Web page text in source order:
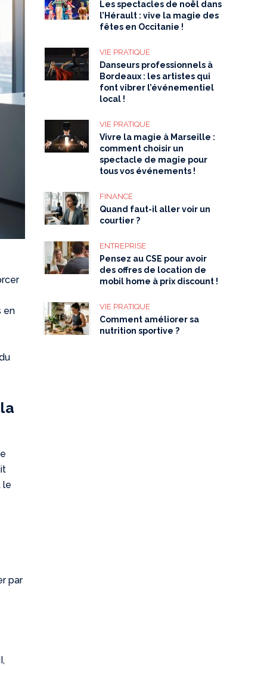
en
le
par
Les spectacles de noël dans
l’Hérault : vive la magie des
fêtes en Occitanie !
VIE PRATIQUE
Danseurs professionnels à
Bordeaux : les artistes qui
font vibrer l’événementiel
local !
VIE PRATIQUE
Vivre la magie à Marseille :
comment choisir un
spectacle de magie pour
tous vos événements !
FINANCE
Quand faut-il aller voir un
courtier ?
ENTREPRISE
Pensez au CSE pour avoir
des offres de location de
mobil home à prix discount !
VIE PRATIQUE
Comment améliorer sa
nutrition sportive ?